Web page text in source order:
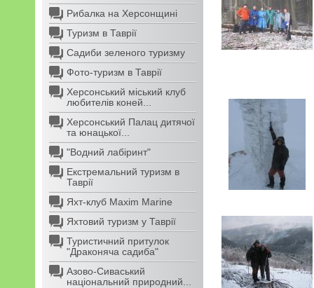
Рибалка на Херсонщині
Туризм в Таврії
Садиби зеленого туризму
Фото-туризм в Таврії
Херсонський міський клуб
любителів коней...
Херсонський Палац дитячої
та юнацької...
"Водний лабіринт"
Екстремальний туризм в
Таврії
Яхт-клуб Maxim Marine
Яхтовий туризм у Таврії
Туристичний притулок
"Драконяча садиба"
Азово-Сиваський
національний природний...